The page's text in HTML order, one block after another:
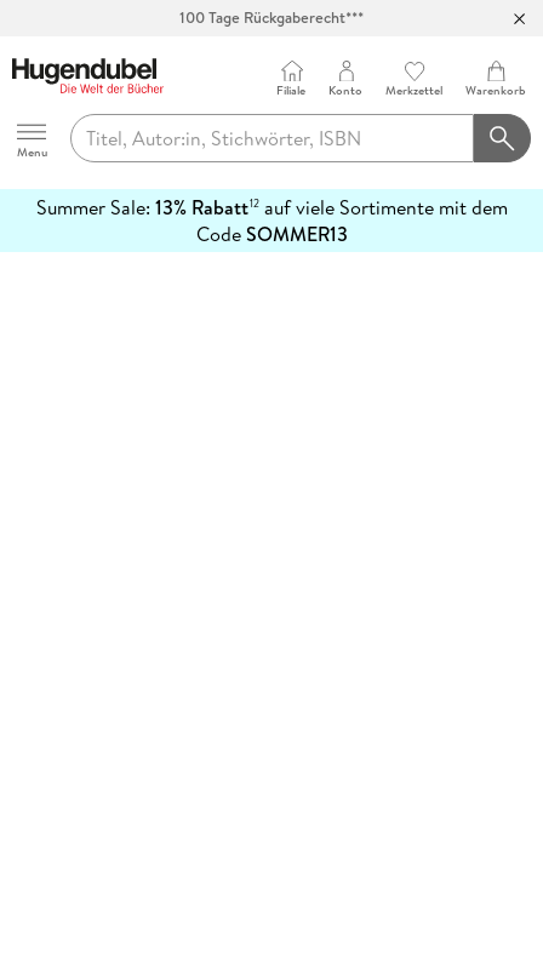
100 Tage Rückgaberecht***
Hugendubel
Menu
Filiale Konto Merkzettel Warenkorb
Summer Sale: 13% Rabatt12auf viele Sortimente mit dem
CodeSOMMER13
erfahren